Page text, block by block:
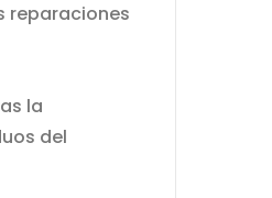
reparaciones
la
del